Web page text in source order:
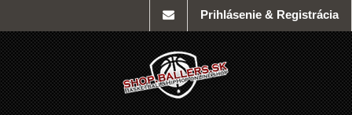
Prihlásenie & Registrácia